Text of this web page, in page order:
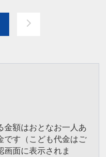
前日除く）17：
時刻にあわせて
は運休となりま
金額はおとなお一人あ
です（こども代金はご
画面に表示されま